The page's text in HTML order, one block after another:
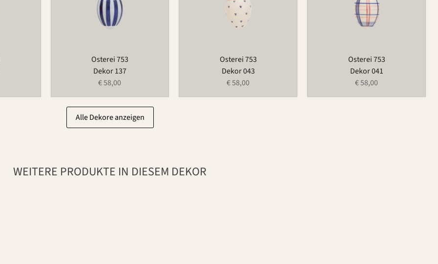
Osterei 753
Dekor 137
€ 58,00
Osterei 753
Dekor 043
€ 58,00
Osterei 753
Dekor 041
€ 58,00
Alle Dekore anzeigen
WEITERE PRODUKTE IN DIESEM DEKOR